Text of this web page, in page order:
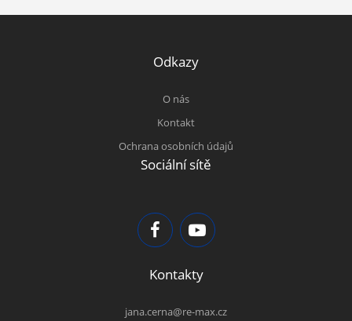
Odkazy
O nás
Kontakt
Ochrana osobních údajů
Sociální sítě
Kontakty
jana.cerna@re-max.cz